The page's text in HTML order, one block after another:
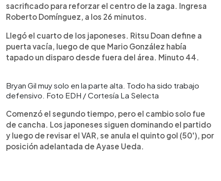
sacrificado para reforzar el centro de la zaga. Ingresa
Roberto Domínguez, a los 26 minutos.
Llegó el cuarto de los japoneses. Ritsu Doan define a
puerta vacía, luego de que Mario González había
tapado un disparo desde fuera del área. Minuto 44.
Bryan Gil muy solo en la parte alta. Todo ha sido trabajo
defensivo. Foto EDH / Cortesía La Selecta
Comenzó el segundo tiempo, pero el cambio solo fue
de cancha. Los japoneses siguen dominando el partido
y luego de revisar el VAR, se anula el quinto gol (50'), por
posición adelantada de Ayase Ueda.